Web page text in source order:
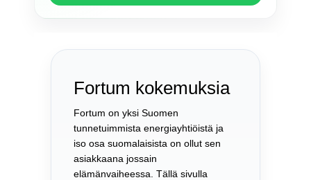
Fortum kokemuksia
Fortum on yksi Suomen
tunnetuimmista energiayhtiöistä ja
iso osa suomalaisista on ollut sen
asiakkaana jossain
elämänvaiheessa. Tällä sivulla